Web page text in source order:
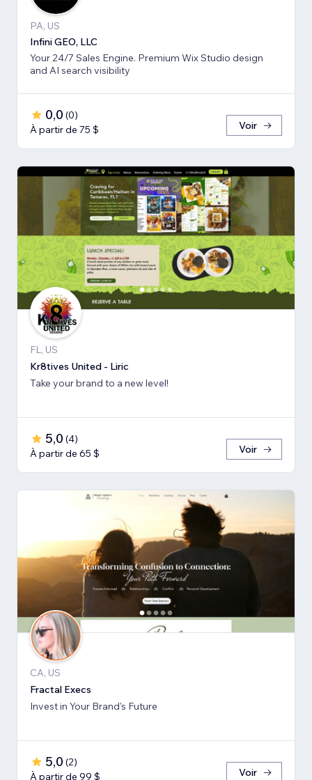
PA, US
Infini GEO, LLC
Your 24/7 Sales Engine. Premium Wix Studio design
and AI search visibility
0,0 (0)
À partir de 75 $
Voir
FL, US
Kr8tives United - Liric
Take your brand to a new level!
5,0 (4)
À partir de 65 $
Voir
CA, US
Fractal Execs
Invest in Your Brand's Future
5,0 (2)
À partir de 99 $
Voir